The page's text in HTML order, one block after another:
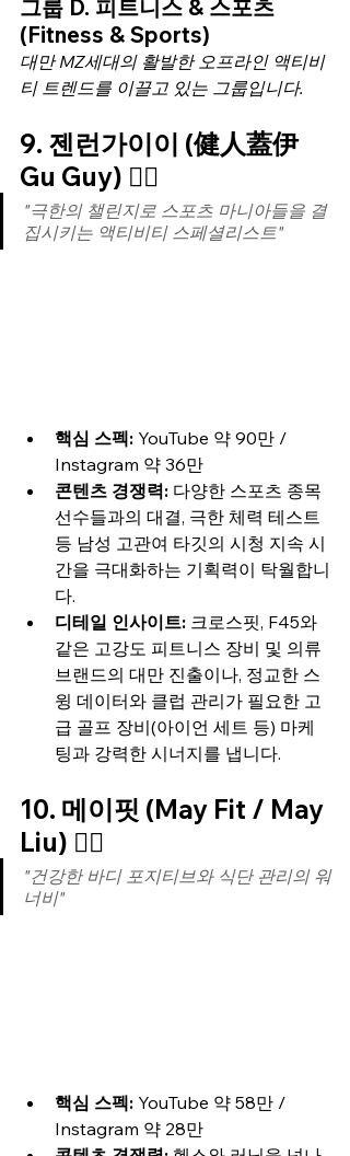
그룹 D. 피트니스 & 스포츠
(Fitness & Sports)
대만 MZ세대의 활발한 오프라인 액티비
티 트렌드를 이끌고 있는 그룹입니다.
9. 젠런가이이 (健人蓋伊
Gu Guy) 🏋️‍♂️
"극한의 챌린지로 스포츠 마니아들을 결
집시키는 액티비티 스페셜리스트"
핵심 스펙: YouTube 약 90만 /
Instagram 약 36만
콘텐츠 경쟁력: 다양한 스포츠 종목
선수들과의 대결, 극한 체력 테스트
등 남성 고관여 타깃의 시청 지속 시
간을 극대화하는 기획력이 탁월합니
다.
디테일 인사이트: 크로스핏, F45와
같은 고강도 피트니스 장비 및 의류
브랜드의 대만 진출이나, 정교한 스
윙 데이터와 클럽 관리가 필요한 고
급 골프 장비(아이언 세트 등) 마케
팅과 강력한 시너지를 냅니다.
10. 메이핏 (May Fit / May
Liu) 🏃‍♀️
"건강한 바디 포지티브와 식단 관리의 워
너비"
핵심 스펙: YouTube 약 58만 /
Instagram 약 28만